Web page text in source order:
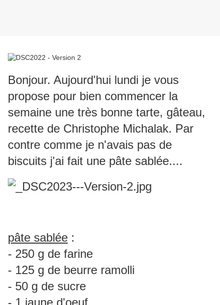
Bonjour. Aujourd'hui lundi je vous
propose pour bien commencer la
semaine une très bonne tarte, gâteau,
recette de Christophe Michalak. Par
contre comme je n'avais pas de
biscuits j'ai fait une pâte sablée....
pâte sablée :
- 250 g de farine
- 125 g de beurre ramolli
- 50 g de sucre